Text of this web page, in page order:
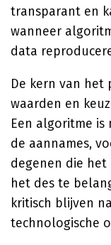
transparant en
wanneer
data
De kern van het
waarden en
Een algoritme
de aannames,
degenen die
het des te
kritisch blijven
technologische